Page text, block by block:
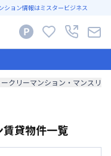
ション情報はミスタービジネス
クリーマンション・マンスリ
貸物件一覧